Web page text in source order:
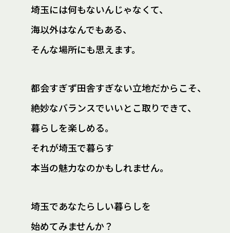
埼玉には何もないんじゃなくて、
海以外はなんでもある、
そんな場所にも思えます。
都会すぎず田舎すぎない立地だからこそ、
絶妙なバランスでいいとこ取りできて、
暮らしを楽しめる。
それが埼玉で暮らす
本当の魅力なのかもしれません。
埼玉であなたらしい暮らしを
始めてみませんか？